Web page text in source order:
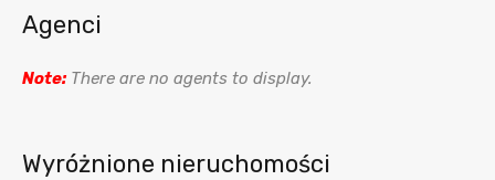
Agenci
Note:There are no agents to display.
Wyróżnione nieruchomości